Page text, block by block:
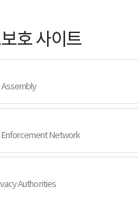
호 사이트
Assembly
Enforcement Network
Authorities